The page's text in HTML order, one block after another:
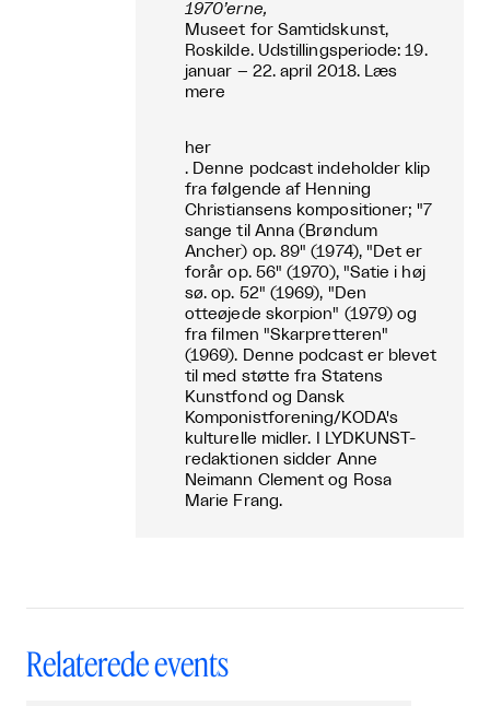
1970’erne,
Museet for Samtidskunst,
Roskilde. Udstillingsperiode: 19.
januar – 22. april 2018. Læs
mere
her
. Denne podcast indeholder klip
fra følgende af Henning
Christiansens kompositioner; "7
sange til Anna (Brøndum
Ancher) op. 89" (1974), "Det er
forår op. 56" (1970), "Satie i høj
sø. op. 52" (1969), "Den
otteøjede skorpion" (1979) og
fra filmen "Skarpretteren"
(1969). Denne podcast er blevet
til med støtte fra Statens
Kunstfond og Dansk
Komponistforening/KODA's
kulturelle midler. I LYDKUNST-
redaktionen sidder Anne
Neimann Clement og Rosa
Marie Frang.
Relaterede events